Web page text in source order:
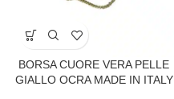
BORSA CUORE VERA PELLE
GIALLO OCRA MADE IN ITALY